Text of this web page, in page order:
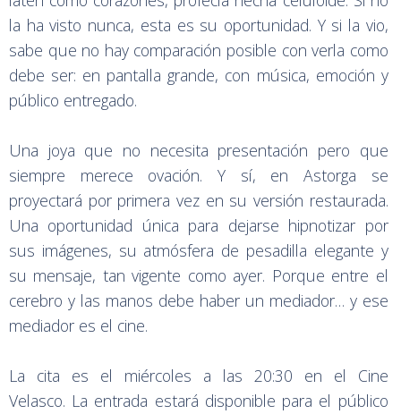
la ha visto nunca, esta es su oportunidad. Y si la vio,
sabe que no hay comparación posible con verla como
debe ser: en pantalla grande, con música, emoción y
público entregado.
Una joya que no necesita presentación pero que
siempre merece ovación. Y sí, en Astorga se
proyectará por primera vez en su versión restaurada.
Una oportunidad única para dejarse hipnotizar por
sus imágenes, su atmósfera de pesadilla elegante y
su mensaje, tan vigente como ayer. Porque entre el
cerebro y las manos debe haber un mediador… y ese
mediador es el cine.
La cita es el miércoles a las 20:30 en el Cine
Velasco. La entrada estará disponible para el público